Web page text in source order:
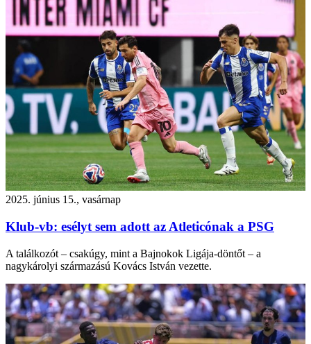
2025. június 15., vasárnap
Klub-vb: esélyt sem adott az Atleticónak a PSG
A találkozót – csakúgy, mint a Bajnokok Ligája-döntőt – a
nagykárolyi származású Kovács István vezette.